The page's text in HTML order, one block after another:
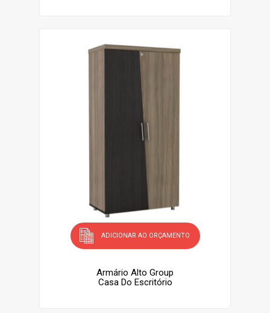
ADICIONAR AO ORÇAMENTO
Armário Alto Group
Casa Do Escritório